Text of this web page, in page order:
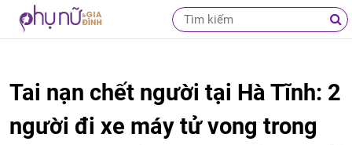
Tai nạn chết người tại Hà Tĩnh: 2
người đi xe máy tử vong trong